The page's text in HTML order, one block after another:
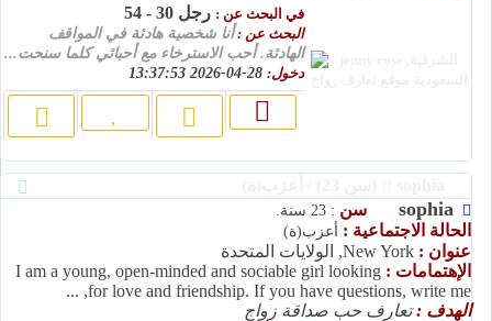
في البحث عن : رجل 30 - 54
البحث عن :أنا شخصية هادئة في المواقف
الهادئة. أحب الاسترخاء مع أحبائي كلما سنحت...
دخول:
sophia سن : 23 سنة.
الحالة الاجتماعية : أعزب(ة)
عنوان : New York, الولايات المتحدة
الإهتمامات : I am a young, open-minded and sociable girl looking
for love and friendship. If you have questions, write me, ...
الهدف :تعارف حب صداقة زواج